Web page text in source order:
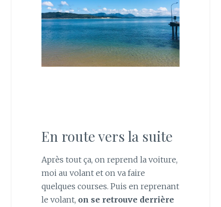
En route vers la suite
Après tout ça, on reprend la voiture,
moi au volant et on va faire
quelques courses. Puis en reprenant
le volant, on se retrouve derrière